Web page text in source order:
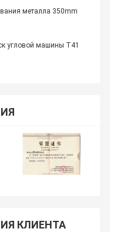
металла 350mm
угловой машины T41
КЛИЕНТА